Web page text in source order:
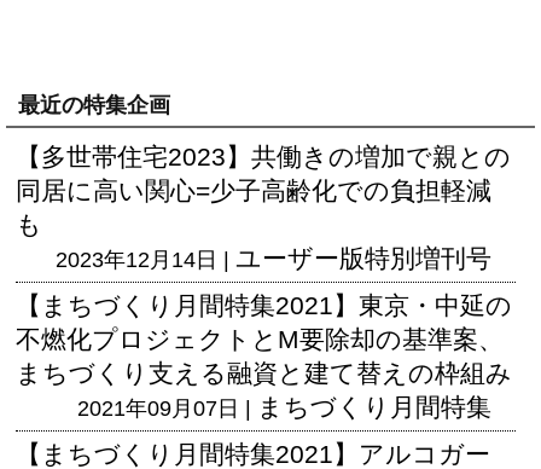
最近の特集企画
【多世帯住宅2023】共働きの増加で親との
同居に高い関心=少子高齢化での負担軽減
も
2023年12月14日 | ユーザー版特別増刊号
【まちづくり月間特集2021】東京・中延の
不燃化プロジェクトとM要除却の基準案、
まちづくり支える融資と建て替えの枠組み
2021年09月07日 | まちづくり月間特集
【まちづくり月間特集2021】アルコガー